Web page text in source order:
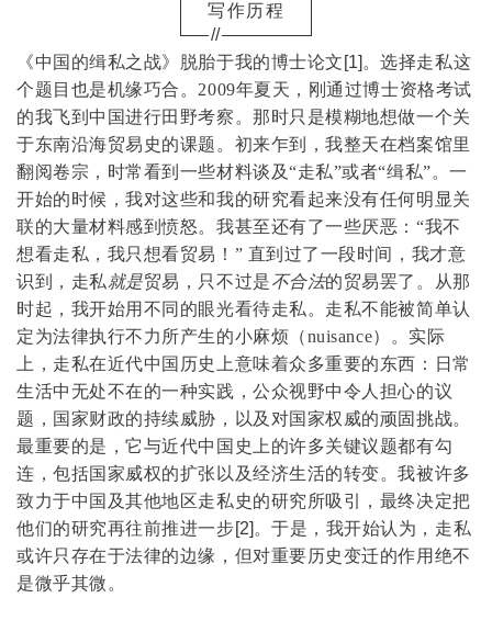
写作历程
//
《中国的缉私之战》脱胎于我的博士论文 [1] 。选择走私这
个题目也是机缘巧合。2009年夏天，刚通过博士资格考试
的我飞到中国进行田野考察。那时只是模糊地想做一个关
于东南沿海贸易史的课题。初来乍到，我整天在档案馆里
翻阅卷宗，时常看到一些材料谈及“走私”或者“缉私”。一
开始的时候，我对这些和我的研究看起来没有任何明显关
联的大量材料感到愤怒。我甚至还有了一些厌恶：“我不
想看走私，我只想看贸易！” 直到过了一段时间，我才意
识到，走私就是贸易，只不过是不合法的贸易罢了。从那
时起，我开始用不同的眼光看待走私。走私不能被简单认
定为法律执行不力所产生的小麻烦（nuisance）。实际
上，走私在近代中国历史上意味着众多重要的东西：日常
生活中无处不在的一种实践，公众视野中令人担心的议
题，国家财政的持续威胁，以及对国家权威的顽固挑战。
最重要的是，它与近代中国史上的许多关键议题都有勾
连，包括国家威权的扩张以及经济生活的转变。我被许多
致力于中国及其他地区走私史的研究所吸引，最终决定把
他们的研究再往前推进一步[2] 。于是，我开始认为，走私
或许只存在于法律的边缘，但对重要历史变迁的作用绝不
是微乎其微。